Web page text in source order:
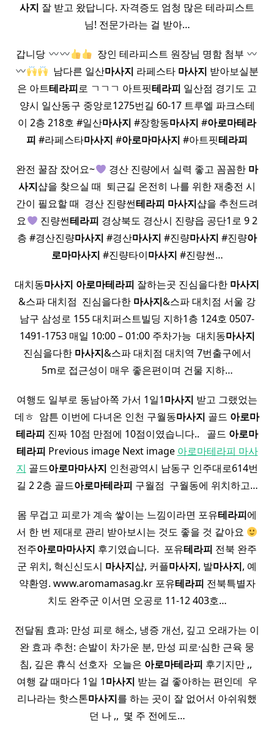
사지 잘 받고 왔답니다. 자격증도 엄청 많은 테라피스트
님! 전문가라는 걸 받아…
갑니당
​ 장인 테라피스트 원장님 명함 첨부
​ 남다른 일산마사지 라페스타 마사지 받아보실분
은 아트테라피로 ㄱㄱㄱ 아트핏테라피 일산점 경기도 고
양시 일산동구 중앙로1275번길 60-17 트루엘 파크스테
이 2층 218호 #일산마사지 #장항동마사지 #아로마테라
피 #라페스타마사지 #아로마마사지 #아트핏테라피
완전 꿀잠 잤어요~ 경산 진량에서 실력 좋고 꼼꼼한 마
사지샵을 찾으실 때 ​ 퇴근길 온전히 나를 위한 재충전 시
간이 필요할 때 ​ 경산 진량썬테라피 마사지샵을 추천드려
요
진량썬테라피 경상북도 경산시 진량읍 공단1로 9 2
층 #경산진량마사지 #경산마사지 #진량마사지 #진량아
로마마사지 #진량타이마사지 #진량썬…
대치동마사지 아로마테라피 잘하는곳 진심을다한 마사지
&스파 대치점 ​ 진심을다한 마사지&스파 대치점 서울 강
남구 삼성로 155 대치퍼스트빌딩 지하1층 124호 0507-
1491-1753 매일 10:00 – 01:00 주차가능 ​ 대치동마사지
진심을다한 마사지&스파 대치점 대치역 7번출구에서
5m로 접근성이 매우 좋은편이며 건물 지하…
여행도 일부로 동남아쪽 가서 1일1마사지 받고 그랬었는
데ㅎ ​ 암튼 이번에 다녀온 인천 구월동마사지 골드 아로마
테라피 진짜 10점 만점에 10점이였습니다.. ​ ​ 골드 아로마
테라피 Previous image Next image 아로마테라피 마사
지 골드아로마마사지 인천광역시 남동구 인주대로614번
길 2 2층 골드아로마테라피 구월점 ​ 구월동에 위치하고…
몸 무겁고 피로가 계속 쌓이는 느낌이라면 포유테라피에
서 한 번 제대로 관리 받아보시는 것도 좋을 것 같아요
전주아로마마사지 후기였습니다. ​ 포유테라피 전북 완주
군 위치, 혁신신도시 마사지샵, 커플마사지, 발마사지, 예
약환영. www.aromamasag.kr 포유테라피 전북특별자
치도 완주군 이서면 오공로 11-12 403호…
전달됨 효과: 만성 피로 해소, 냉증 개선, 깊고 오래가는 이
완 효과 추천: 손발이 차가운 분, 만성 피로·심한 근육 뭉
침, 깊은 휴식 선호자 ​ 오늘은 아로마테라피 후기지만 ,, ​
여행 갈 때마다 1일 1마사지 받는 걸 좋아하는 편인데 ​ 우
리나라는 핫스톤마사지를 하는 곳이 잘 없어서 아쉬워했
던 나 ,, ​ 몇 주 전에도…